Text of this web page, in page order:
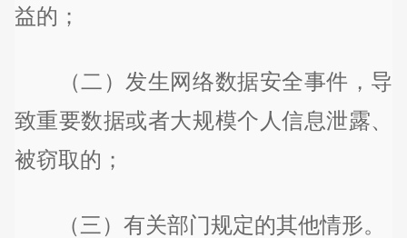
益的；
（二）发生网络数据安全事件，导
致重要数据或者大规模个人信息泄露、
被窃取的；
（三）有关部门规定的其他情形。